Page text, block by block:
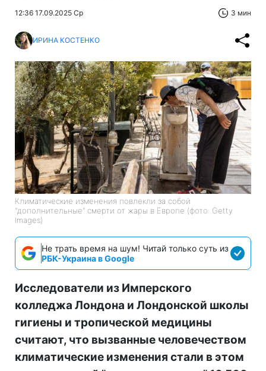
12:36 17.09.2025 Ср 3 мин
ИРИНА КОСТЕНКО
Климатические изменения повлекли за собой
"дополнительные" смерти от жары в Европе (фото: Getty
Images)
Не трать время на шум! Читай только суть из
РБК-Украина в Google
Исследователи из Имперского
колледжа Лондона и Лондонской школы
гигиены и тропической медицины
считают, что вызванные человечеством
климатические изменения стали в этом